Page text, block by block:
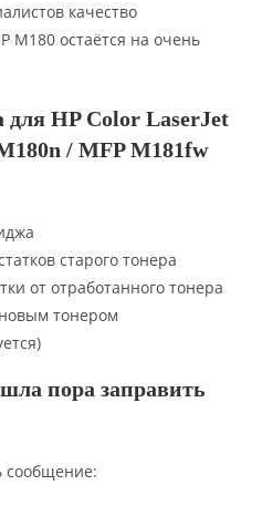
качество
M180 остаётся на очень
для HP Color LaserJet
/ MFP M181fw
старого тонера
от отработанного тонера
тонером
пора заправить
сообщение: